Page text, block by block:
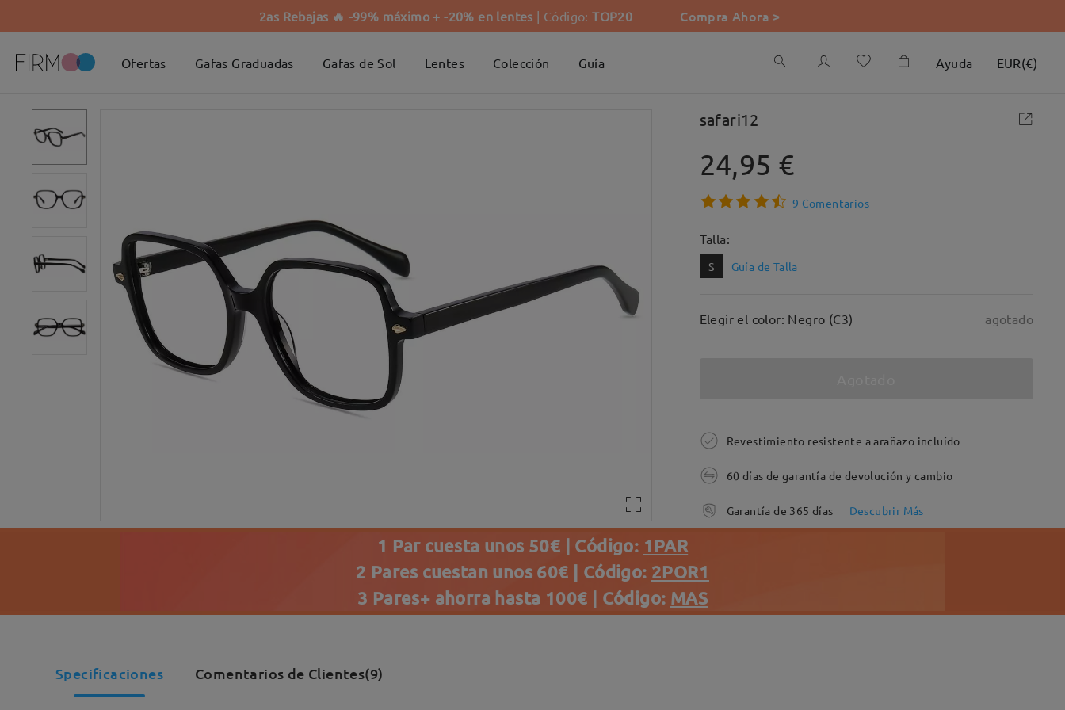
2as Rebajas 🔥 -99% máximo + -20% en lentes | Código:TOP20 Compra Ahora >
Ofertas Gafas Graduadas Gafas de Sol Lentes Colección Guía Ayuda EUR(€)
safari12
24,95 €
9 Comentarios
Talla:
S Guía de Talla
Elegir el color: Negro (C3) agotado
Revestimiento resistente a arañazo incluído
60 días de garantía de devolución y cambio
Garantía de 365 días Descubrir Más
1 Par cuesta unos 50€ | Código: 1PAR
2 Pares cuestan unos 60€ | Código: 2POR1
3 Pares+ ahorra hasta 100€ | Código: MAS
Specificaciones Comentarios de Clientes(9)